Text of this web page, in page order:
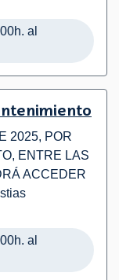
al
2025, POR
ENTRE LAS
ACCEDER
al